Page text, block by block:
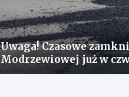
Uwaga! Czasowe
Modrzewiowej już w